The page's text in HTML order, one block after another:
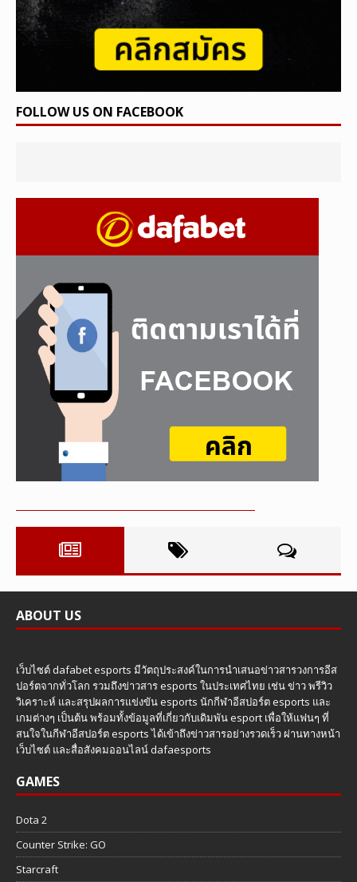
FOLLOW US ON FACEBOOK
ABOUT US
เว็บไซต์ dafabet esports มีวัตถุประสงค์ในการนำเสนอข่าวสารวงการอีส
ปอร์ตจากทั่วโลก รวมถึงข่าวสาร esports ในประเทศไทย เช่น ข่าว พรีวิว
วิเคราะห์ และสรุปผลการแข่งขัน esports นักกีฬาอีสปอร์ต esports และ
เกมต่างๆ เป็นต้น พร้อมทั้งข้อมูลที่เกี่ยวกับเดิมพัน esport เพื่อให้แฟนๆ ที่
สนใจในกีฬาอีสปอร์ต esports ได้เข้าถึงข่าวสารอย่างรวดเร็ว ผ่านทางหน้า
เว็บไซต์ และสื่อสังคมออนไลน์ dafaesports
GAMES
Dota 2
Counter Strike: GO
Starcraft